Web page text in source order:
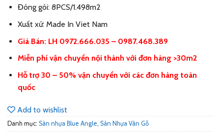
Đóng gói: 8PCS/1.498m2
Xuất xứ: Made In Viet Nam
Giá Bán: LH 0972.666.035 – 0987.468.389
Miễn phí vận chuyển nội thành với đơn hàng >30m2
Hỗ trợ 30 – 50% vận chuyển với các đơn hàng toàn
quốc
Add to wishlist
Danh mục: Sàn nhựa Blue Angle, Sàn Nhựa Vân Gỗ